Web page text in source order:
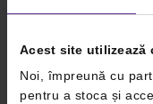
Acest site utilizează
Noi, împreună cu
pentru a stoca și